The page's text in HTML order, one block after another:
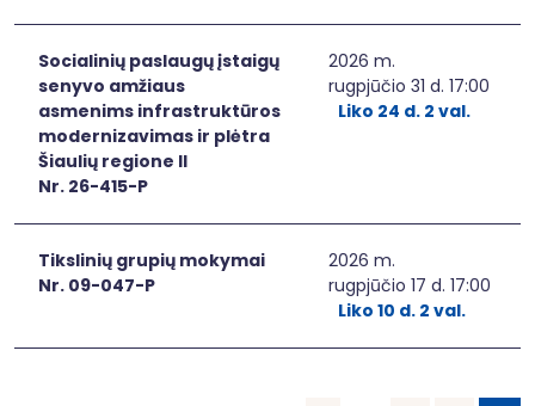
Socialinių paslaugų įstaigų
senyvo amžiaus
asmenims infrastruktūros
modernizavimas ir plėtra
Šiaulių regione II
Nr. 26-415-P
2026 m.
rugpjūčio 31 d. 17:00
Liko 24 d. 2 val.
Tikslinių grupių mokymai
Nr. 09-047-P
2026 m.
rugpjūčio 17 d. 17:00
Liko 10 d. 2 val.